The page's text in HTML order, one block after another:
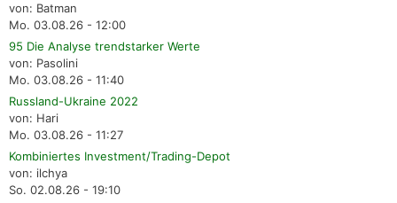
von: Batman
Mo. 03.08.26 - 12:00
95 Die Analyse trendstarker Werte
von: Pasolini
Mo. 03.08.26 - 11:40
Russland-Ukraine 2022
von: Hari
Mo. 03.08.26 - 11:27
Kombiniertes Investment/Trading-Depot
von: ilchya
So. 02.08.26 - 19:10